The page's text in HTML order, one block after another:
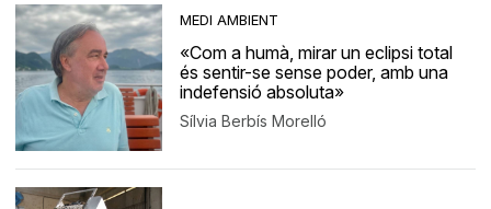
MEDI AMBIENT
«Com a humà, mirar un eclipsi total
és sentir-se sense poder, amb una
indefensió absoluta»
Sílvia Berbís Morelló